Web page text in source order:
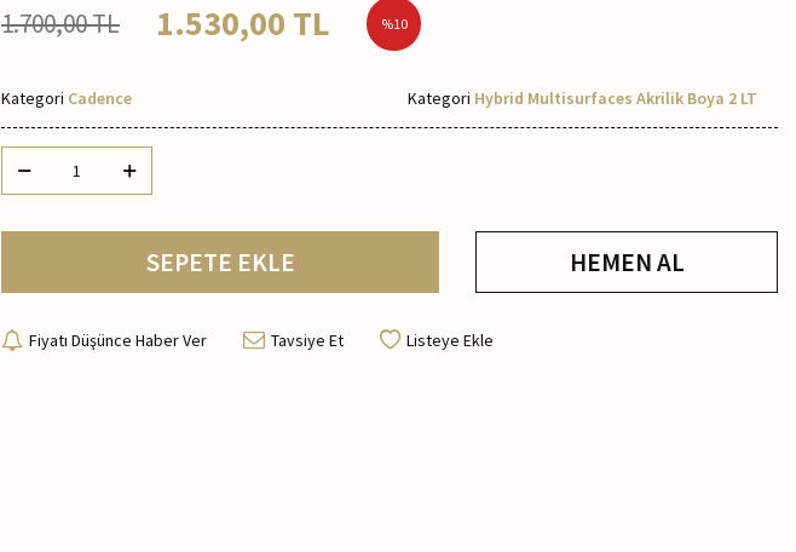
1.700,00TL 1.530,00 TL %10
Kategori Cadence Kategori Hybrid Multisurfaces Akrilik Boya 2 LT
SEPETE EKLE HEMEN AL
Fiyatı Düşünce Haber Ver Tavsiye Et Listeye Ekle